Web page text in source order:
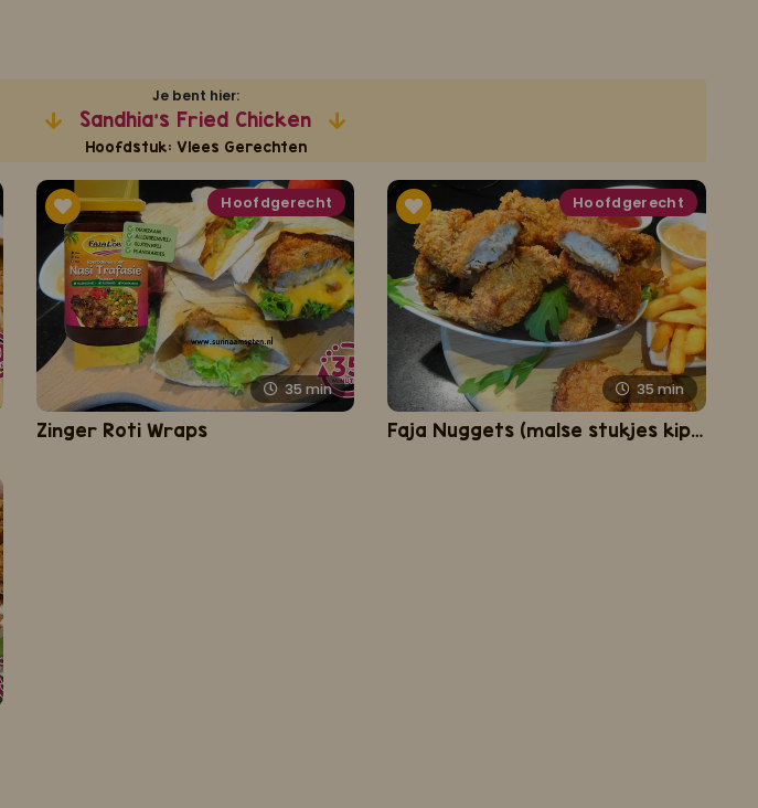
Je bent hier:
Sandhia's Fried Chicken
Hoofdstuk: Vlees Gerechten
Hoofdgerecht
35min
Zinger Roti Wraps
Hoofdgerecht
35 min
Faja Nuggets (malse stukjes kip in krokant jasje)